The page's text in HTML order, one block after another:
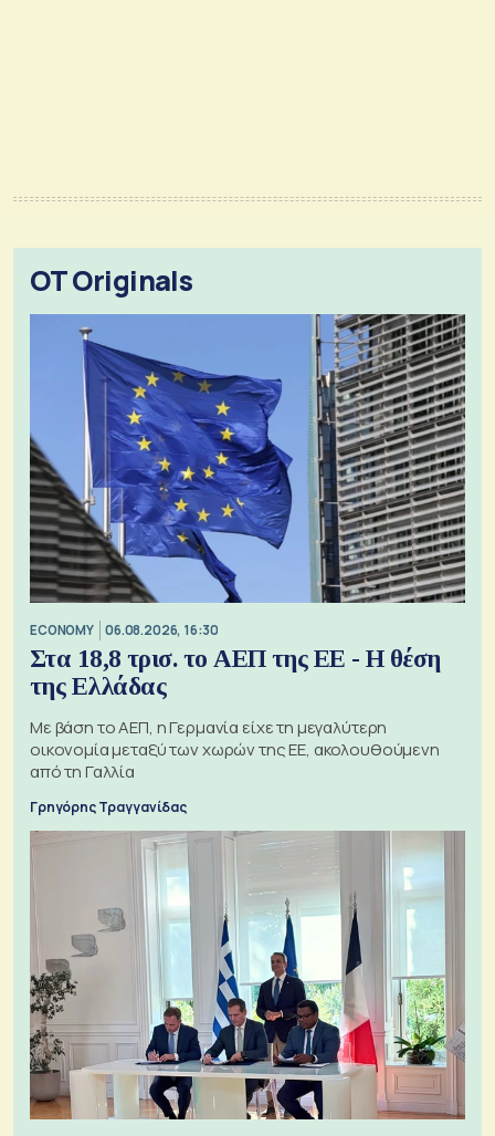
OT Originals
ECONOMY 06.08.2026, 16:30
Στα 18,8 τρισ. το ΑΕΠ της ΕΕ - Η θέση
της Ελλάδας
Με βάση το ΑΕΠ, η Γερμανία είχε τη μεγαλύτερη
οικονομία μεταξύ των χωρών της ΕΕ, ακολουθούμενη
από τη Γαλλία
Γρηγόρης Τραγγανίδας